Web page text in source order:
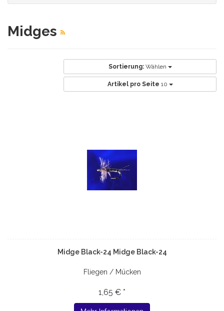
Midges
Sortierung: Wählen
Artikel pro Seite 10
Midge Black-24 Midge Black-24
Fliegen / Mücken
1,65 € *